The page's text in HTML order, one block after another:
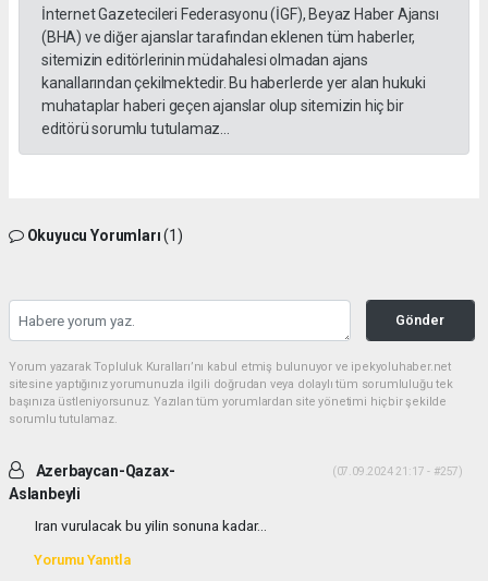
İnternet Gazetecileri Federasyonu (İGF), Beyaz Haber Ajansı
(BHA) ve diğer ajanslar tarafından eklenen tüm haberler,
sitemizin editörlerinin müdahalesi olmadan ajans
kanallarından çekilmektedir. Bu haberlerde yer alan hukuki
muhataplar haberi geçen ajanslar olup sitemizin hiç bir
editörü sorumlu tutulamaz...
Okuyucu Yorumları(1)
Gönder
Yorum yazarak Topluluk Kuralları’nı kabul etmiş bulunuyor ve ipekyoluhaber.net
sitesine yaptığınız yorumunuzla ilgili doğrudan veya dolaylı tüm sorumluluğu tek
başınıza üstleniyorsunuz. Yazılan tüm yorumlardan site yönetimi hiçbir şekilde
sorumlu tutulamaz.
Azerbaycan-Qazax-
Aslanbeyli
(07.09.2024 21:17 - #257)
Iran vurulacak bu yilin sonuna kadar...
Yorumu Yanıtla